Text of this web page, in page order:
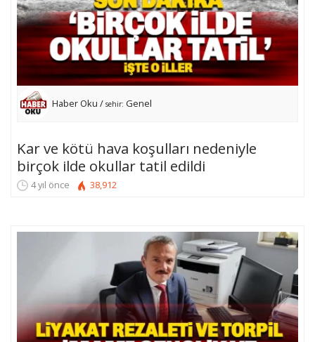
Haber Oku / sehir: Genel
Kar ve kötü hava koşulları nedeniyle
birçok ilde okullar tatil edildi
4 yıl önce 38,912